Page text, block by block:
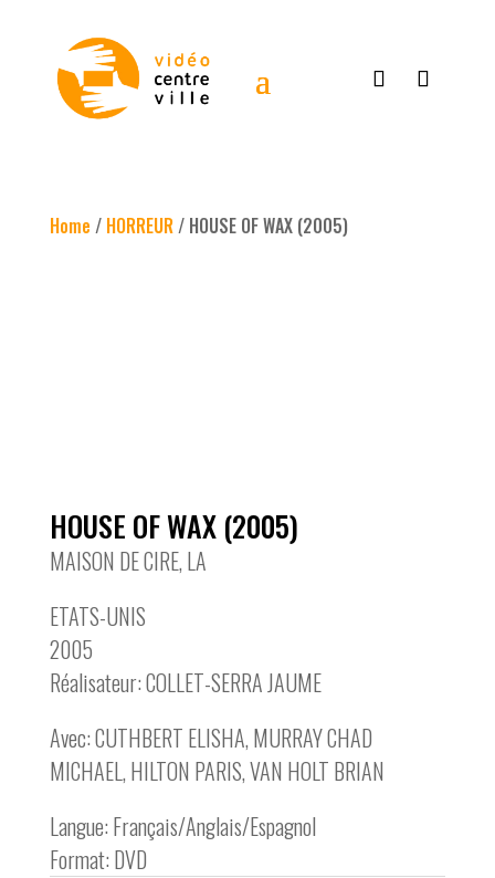
Home / HORREUR/ HOUSE OF WAX (2005)
HOUSE OF WAX (2005)
MAISON DE CIRE, LA
ETATS-UNIS
2005
Réalisateur: COLLET-SERRA JAUME
Avec: CUTHBERT ELISHA, MURRAY CHAD
MICHAEL, HILTON PARIS, VAN HOLT BRIAN
Langue: Français/Anglais/Espagnol
Format: DVD